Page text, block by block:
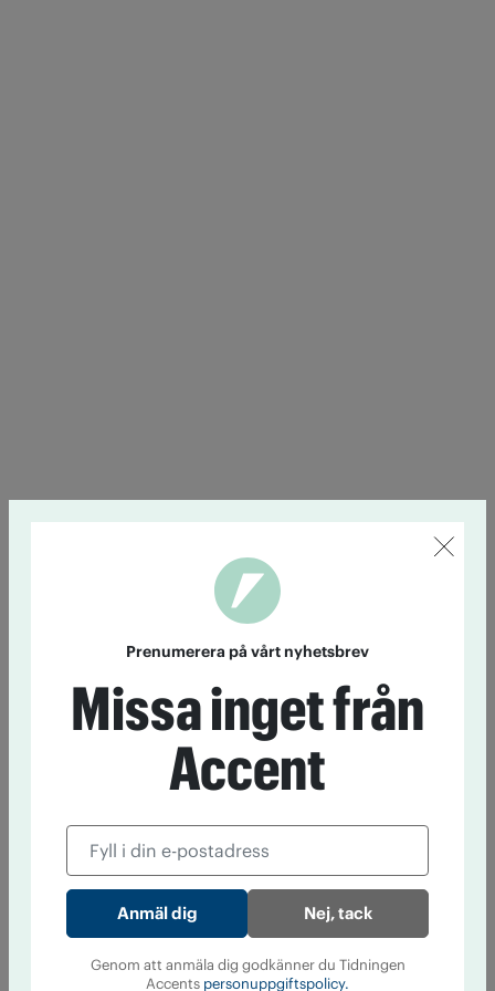
Prenumerera på vårt nyhetsbrev
Missa inget från
Accent
Nej, tack
Genom att anmäla dig godkänner du Tidningen
Accents personuppgiftspolicy.